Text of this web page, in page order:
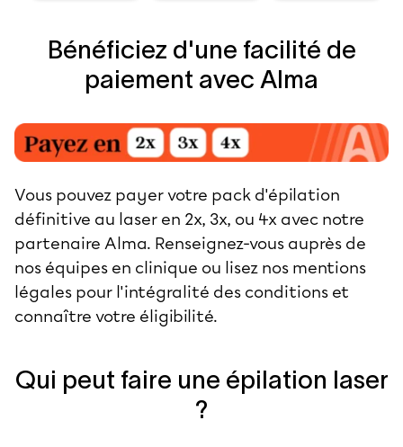
Bénéficiez d'une facilité de
paiement avec Alma
Vous pouvez payer votre pack d'épilation
définitive au laser en 2x, 3x, ou 4x avec notre
partenaire Alma. Renseignez-vous auprès de
nos équipes en clinique ou lisez nos mentions
légales pour l'intégralité des conditions et
connaître votre éligibilité.
Qui peut faire une épilation laser
?